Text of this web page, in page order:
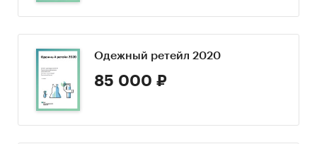
Одежный ретейл 2020
85 000 ₽